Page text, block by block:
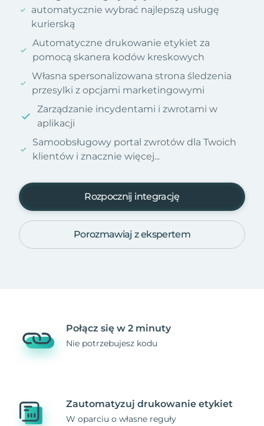
automatycznie wybrać najlepszą usługę
kurierską
Automatyczne drukowanie etykiet za
pomocą skanera kodów kreskowych
Własna spersonalizowana strona śledzenia
przesylki z opcjami marketingowymi
Zarządzanie incydentami i zwrotami w
aplikacji
Samoobsługowy portal zwrotów dla Twoich
klientów i znacznie więcej...
Rozpocznij integrację
Porozmawiaj z ekspertem
Połącz się w 2 minuty
Nie potrzebujesz kodu
Zautomatyzuj drukowanie etykiet
W oparciu o własne reguły